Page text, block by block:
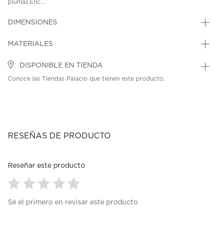
plumas.Enc...
DIMENSIONES
MATERIALES
DISPONIBLE EN TIENDA
Conoce las Tiendas Palacio que tienen este producto.
RESEÑAS DE PRODUCTO
Reseñar este producto
paraparaparaparapara
Sé el primero en revisar este producto